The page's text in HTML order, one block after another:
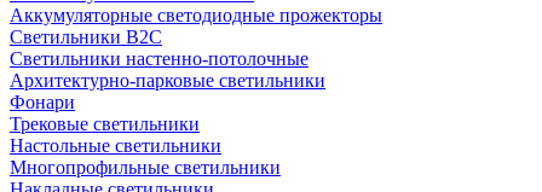
Аккумуляторные светодиодные прожекторы
Светильники B2C
Светильники настенно-потолочные
Архитектурно-парковые светильники
Фонари
Трековые светильники
Настольные светильники
Многопрофильные светильники